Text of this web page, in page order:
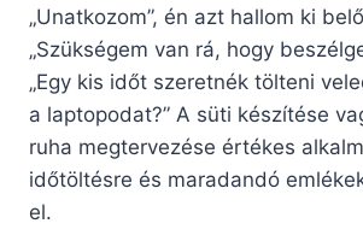
„Unatkozom”, én azt hallom ki
„Szükségem van rá, hogy
„Egy kis időt szeretnék tölteni
a laptopodat?” A süti készítése
ruha megtervezése értékes
időtöltésre és maradandó
el.